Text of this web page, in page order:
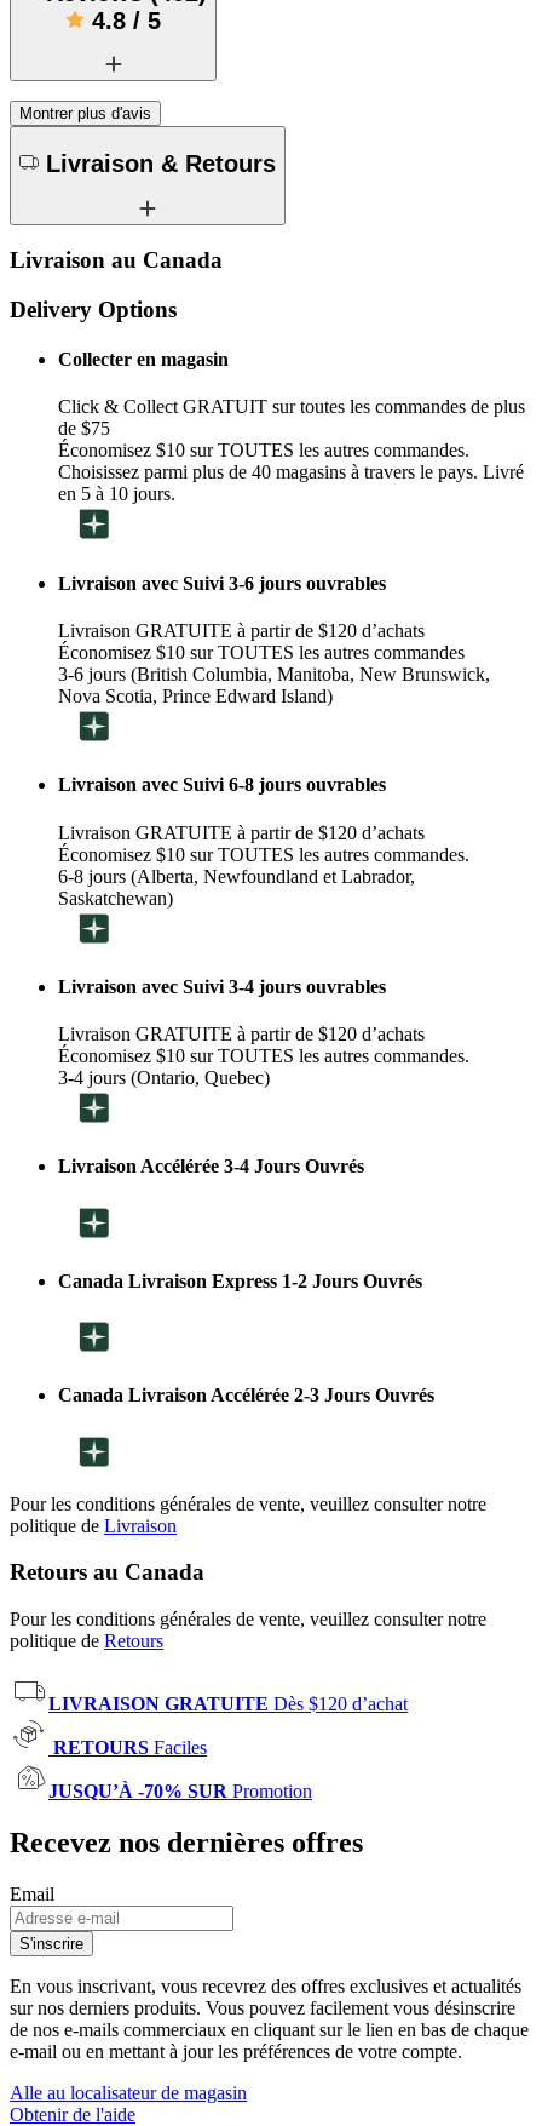
4.8 / 5
Montrer plus d'avis
Livraison & Retours
Livraison au Canada
Delivery Options
Collecter en magasin
Click & Collect GRATUIT sur toutes les commandes de plus
de $75
Économisez $10 sur TOUTES les autres commandes.
Choisissez parmi plus de 40 magasins à travers le pays. Livré
en 5 à 10 jours.
Livraison avec Suivi 3-6 jours ouvrables
Livraison GRATUITE à partir de $120 d’achats
Économisez $10 sur TOUTES les autres commandes
3-6 jours (British Columbia, Manitoba, New Brunswick,
Nova Scotia, Prince Edward Island)
Livraison avec Suivi 6-8 jours ouvrables
Livraison GRATUITE à partir de $120 d’achats
Économisez $10 sur TOUTES les autres commandes.
6-8 jours (Alberta, Newfoundland et Labrador,
Saskatchewan)
Livraison avec Suivi 3-4 jours ouvrables
Livraison GRATUITE à partir de $120 d’achats
Économisez $10 sur TOUTES les autres commandes.
3-4 jours (Ontario, Quebec)
Livraison Accélérée 3-4 Jours Ouvrés
Canada Livraison Express 1-2 Jours Ouvrés
Canada Livraison Accélérée 2-3 Jours Ouvrés
Pour les conditions générales de vente, veuillez consulter notre
politique de Livraison
Retours au Canada
Pour les conditions générales de vente, veuillez consulter notre
politique de Retours
LIVRAISON GRATUITE Dès $120 d’achat
RETOURS Faciles
JUSQU’À -70% SUR Promotion
Recevez nos dernières offres
Email
S'inscrire
En vous inscrivant, vous recevrez des offres exclusives et actualités
sur nos derniers produits. Vous pouvez facilement vous désinscrire
de nos e-mails commerciaux en cliquant sur le lien en bas de chaque
e-mail ou en mettant à jour les préférences de votre compte.
Alle au localisateur de magasin
Obtenir de l'aide